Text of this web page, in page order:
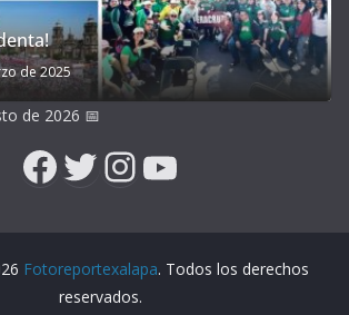
de 2025
de 2026 📅
Facebook
Twitter
Instagram
YouTube
Fotoreportexalapa. Todos los derechos
reservados.